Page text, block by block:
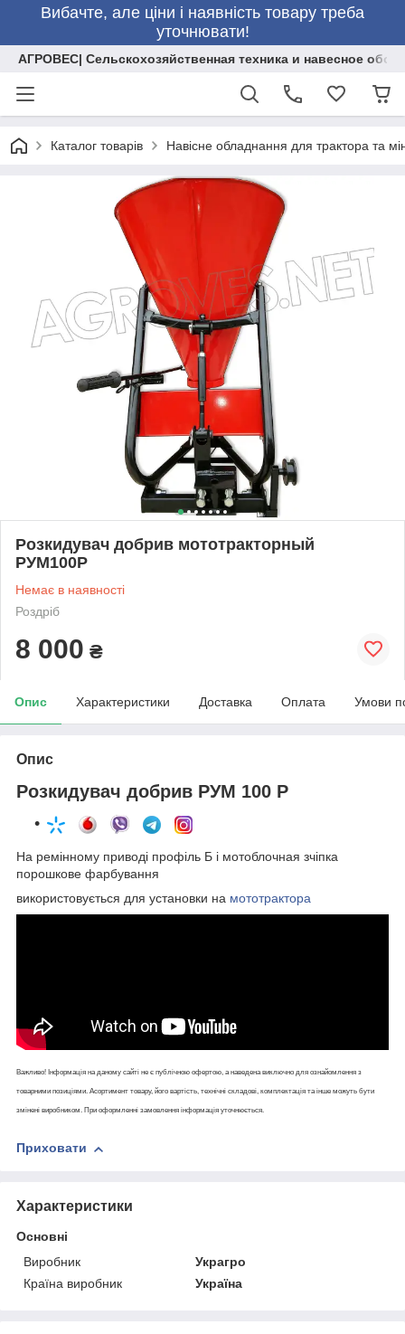
Вибачте, але ціни і наявність товару треба
уточнювати!
АГРОВЕС| Сельскохозяйственная техника и навесное
Каталог товарів Навісне обладнання для трактора та
Розкидувач добрив мототракторный
РУМ100Р
Немає в наявності
Роздріб
8 000 ₴
Опис Характеристики Доставка Оплата Умови
Опис
Розкидувач добрив РУМ 100 Р
На ремінному приводі профіль Б і мотоблочная зчіпка
порошкове фарбування
використовується для установки на мототрактора
Важливо! Інформація на даному сайті не є публічною офертою, а наведена виключно для ознайомлення з
товарними позиціями. Асортимент товару, його вартість, технічні складові, комплектація та інше можуть бути
змінені виробником. При оформленні замовлення інформація уточнюється.
Приховати
Характеристики
Основні
Виробник
Украгро
Країна виробник
Україна